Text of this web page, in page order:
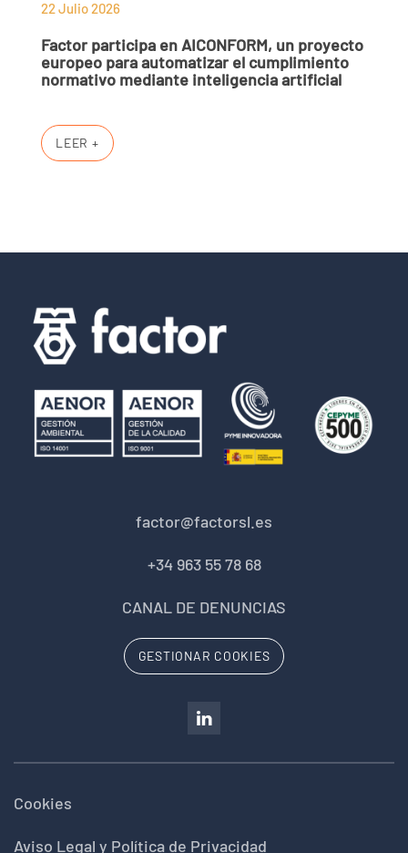
22 Julio 2026
Factor participa en AICONFORM, un proyecto
europeo para automatizar el cumplimiento
normativo mediante inteligencia artificial
LEER +
factor@factorsl.es
+34 963 55 78 68
CANAL DE DENUNCIAS
GESTIONAR COOKIES
Cookies
Aviso Legal y Política de Privacidad